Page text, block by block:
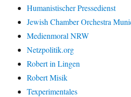
Humanistischer Pressedienst
Jewish Chamber Orchestra
Medienmoral NRW
Netzpolitik.org
Robert in Lingen
Robert Misik
Texperimentales